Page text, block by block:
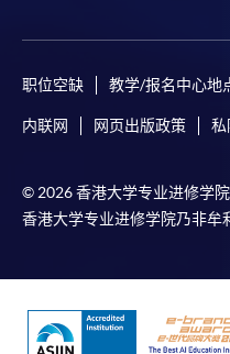
职位空缺 教学/报名中心地
内联网 网页出版政策 私
© 2026 香港大学专业进修学
香港大学专业进修学院乃非牟